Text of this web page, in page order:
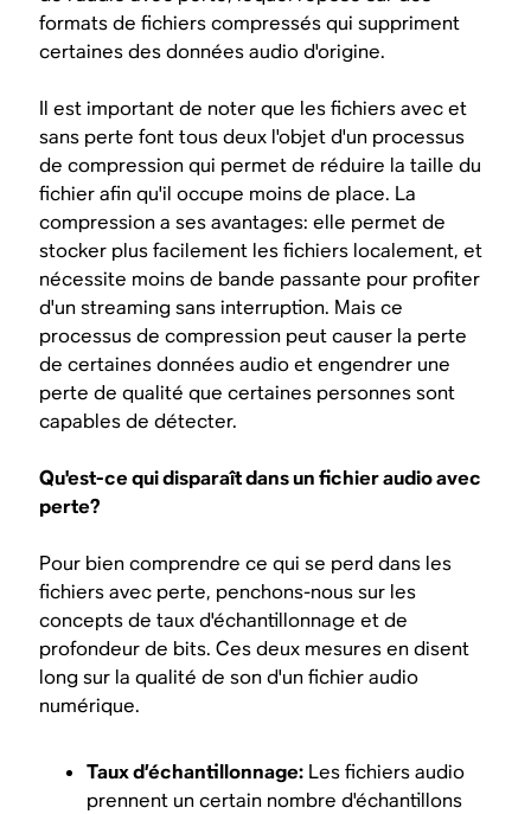
formats de fichiers compressés qui suppriment
certaines des données audio d'origine.
Il est important de noter que les fichiers avec et
sans perte font tous deux l'objet d'un processus
de compression qui permet de réduire la taille du
fichier afin qu'il occupe moins de place. La
compression a ses avantages: elle permet de
stocker plus facilement les fichiers localement, et
nécessite moins de bande passante pour profiter
d'un streaming sans interruption. Mais ce
processus de compression peut causer la perte
de certaines données audio et engendrer une
perte de qualité que certaines personnes sont
capables de détecter.
Qu'est-ce qui disparaît dans un fichier audio avec
perte?
Pour bien comprendre ce qui se perd dans les
fichiers avec perte, penchons-nous sur les
concepts de taux d'échantillonnage et de
profondeur de bits. Ces deux mesures en disent
long sur la qualité de son d'un fichier audio
numérique.
Taux d’échantillonnage: Les fichiers audio
prennent un certain nombre d'échantillons